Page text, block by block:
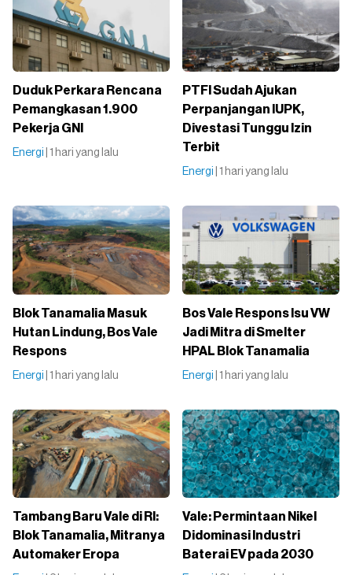
Duduk Perkara Rencana
Pemangkasan 1.900
Pekerja GNI
Energi | 1 hari yang lalu
PTFI Sudah Ajukan
Perpanjangan IUPK,
Divestasi Tunggu Izin
Terbit
Energi | 1 hari yang lalu
Blok Tanamalia Masuk
Hutan Lindung, Bos Vale
Respons
Energi | 1 hari yang lalu
Bos Vale Respons Isu VW
Jadi Mitra di Smelter
HPAL Blok Tanamalia
Energi | 1 hari yang lalu
Tambang Baru Vale di RI:
Blok Tanamalia, Mitranya
Automaker Eropa
Vale: Permintaan Nikel
Didominasi Industri
Baterai EV pada 2030